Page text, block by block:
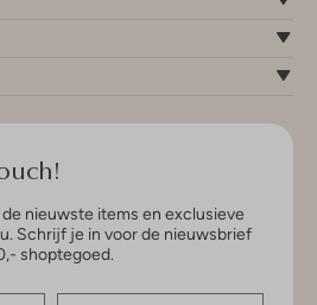
nieuwste items en exclusieve
Schrijf je in voor de nieuwsbrief
shoptegoed.